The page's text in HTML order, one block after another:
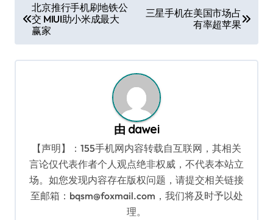
章
导
航
北京推行手机刷地铁公
交 MIUI助小米成最大
赢家
三星手机在美国市场占
有率超苹果
由 dawei
【声明】：155手机网内容转载自互联网，其相关
言论仅代表作者个人观点绝非权威，不代表本站立
场。如您发现内容存在版权问题，请提交相关链接
至邮箱：bqsm@foxmail.com，我们将及时予以处
理。